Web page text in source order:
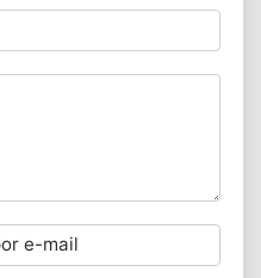
e-mail